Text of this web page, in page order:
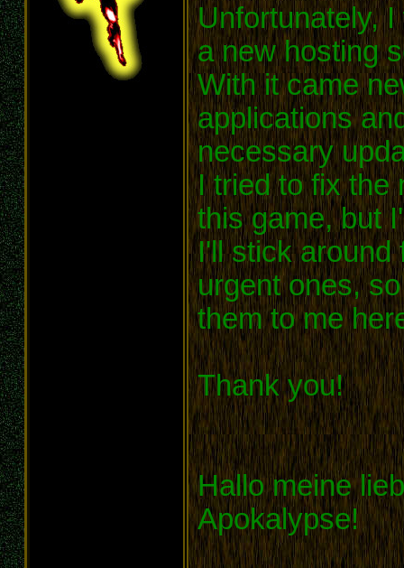
Unfortunately,
a new hosting
With it came
applications
necessary
I tried to fix the
this game, but
I'll stick around
urgent ones,
them to me
Thank you!
Hallo meine
Apokalypse!